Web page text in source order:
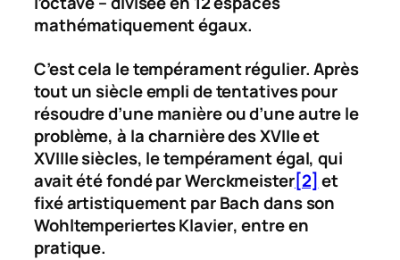
mathématiquement égaux.
C’est cela le tempérament régulier. Après
tout un siècle empli de tentatives pour
résoudre d’une manière ou d’une autre le
problème, à la charnière des XVIIe et
XVIIIe siècles, le tempérament égal, qui
avait été fondé par Werckmeister[2]et
fixé artistiquement par Bach dans son
Wohltemperiertes Klavier, entre en
pratique.